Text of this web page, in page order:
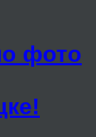
фото